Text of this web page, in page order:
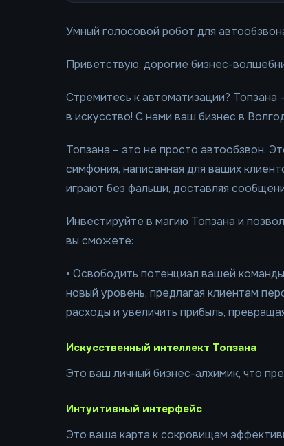
Умный голосовой робот для
Приветствую, дорогие бизнес-
Стремитесь к автоматизации? Топзана
в искусство! С нами ваш бизнес в
Топзана – это не просто автообзвон.
симфония, написанная для ваших
играют без фальши, доставляя
Инвестируйте в магию Топзана и
вы сможете:
• Освободить потенциал вашей
новый уровень, предлагая клиентам
расходы и увеличить прибыль,
Искусственный интеллект Топзана
Это ваш личный бизнес-алхимик, что
Интуитивный интерфейс
Это ваша карта к сокровищам